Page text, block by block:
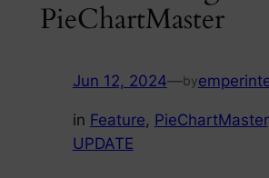
PieChartMaster
Jun 12, 2024—by
in Feature, PieChartMaster
UPDATE